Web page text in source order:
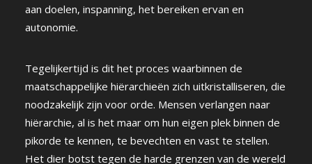
aan doelen, inspanning, het bereiken ervan en
autonomie.
Tegelijkertijd is dit het proces waarbinnen de
maatschappelijke hiërarchieën zich uitkristalliseren, die
noodzakelijk zijn voor orde. Mensen verlangen naar
hiërarchie, al is het maar om hun eigen plek binnen de
pikorde te kennen, te bevechten en vast te stellen.
Het dier botst tegen de harde grenzen van de wereld